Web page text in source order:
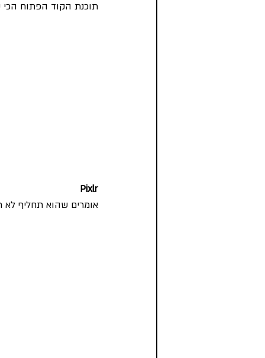
תוכנת הקוד הפתוח הכי
Pixlr
אומרים שהוא תחליף לא